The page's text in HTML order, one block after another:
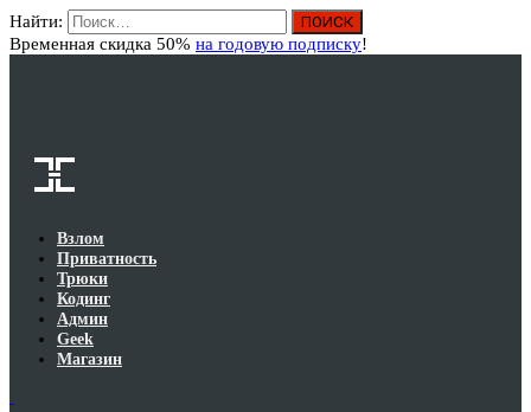
Найти:
Временная скидка 50% на годовую подписку!
Взлом
Приватность
Трюки
Кодинг
Админ
Geek
Магазин